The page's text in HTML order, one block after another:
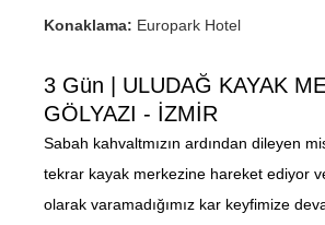
Konaklama: Europark Hotel
3 Gün | ULUDAĞ KAYAK
GÖLYAZI - İZMİR
Sabah kahvaltmızın ardından dileyen
tekrar kayak merkezine hareket ediyor
olarak varamadığımız kar keyfimize